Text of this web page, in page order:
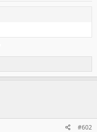
#602